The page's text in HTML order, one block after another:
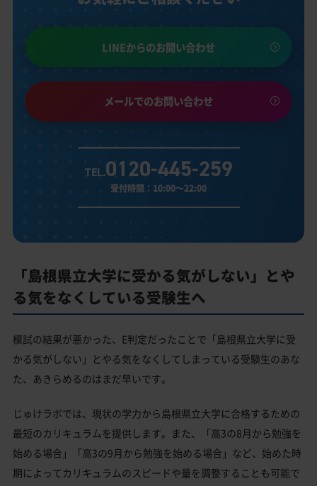
LINEからのお問い合わせ
メールでのお問い合わせ
TEL.0120-445-259
受付時間：10:00～22:00
「島根県立大学に受かる気がしない」とや
る気をなくしている受験生へ
模試の結果が悪かった、E判定だったことで「島根県立大学に受
かる気がしない」とやる気をなくしてしまっている受験生のあな
た、あきらめるのはまだ早いです。
じゅけラボでは、現状の学力から島根県立大学に合格するための
最短のカリキュラムを提供します。また、「高3の8月から勉強を
始める場合」「高3の9月から勉強を始める場合」など、始めた時
期によってカリキュラムのスピードや量を調整することも可能で